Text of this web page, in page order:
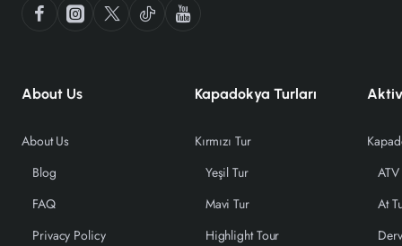
About Us
About Us
Blog
FAQ
Privacy Policy
Kapadokya Turları
Kırmızı Tur
Yeşil Tur
Mavi Tur
Highlight Tour
At